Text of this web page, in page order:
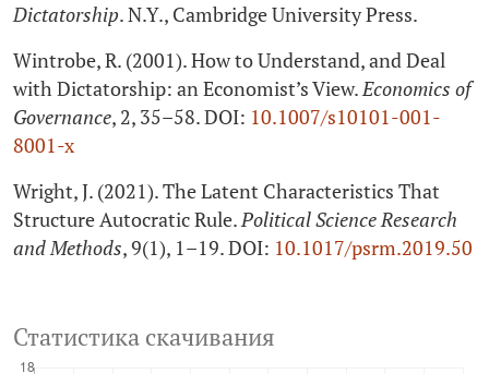
Dictatorship. N.Y., Cambridge University Press.
Wintrobe, R. (2001). How to Understand, and Deal
with Dictatorship: an Economist’s View.Economics of
Governance, 2, 35–58. DOI: 10.1007/s10101-001-
8001‑x
Wright, J. (2021). The Latent Characteristics That
Structure Autocratic Rule.Political Science Research
and Methods, 9(1), 1–19. DOI: 10.1017/psrm.2019.50
Статистика скачивания